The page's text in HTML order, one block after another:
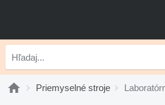
Priemyselné stroje